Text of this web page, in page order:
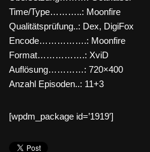
Time/Type………..: Moonfire
Qualitätsprüfung..: Dex, DigiFox
Encode…………….: Moonfire
Format…………….: XviD
Auflösung…………: 720×400
Anzahl Episoden..: 11+3
[wpdm_package id=’1919′]